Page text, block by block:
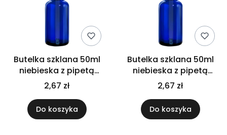
Butelka szklana 50ml
niebieska z pipetą
złoto białą
2,67 zł
Do koszyka
Butelka szklana 50ml
niebieska z pipetą
złoto czarną
2,67 zł
Do koszyka